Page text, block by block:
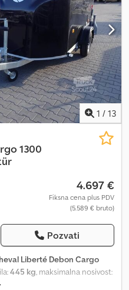
1 / 13
1300
4.697 €
Fiksna cena plus PDV
(5.589 € bruto)
Pozvati
Liberté Debon Cargo
445 kg , maksimalna nosivost:
osovina: